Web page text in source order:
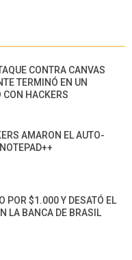
CONTRA CANVAS
TERMINÓ EN UN
CON HACKERS
AMARON EL AUTO-
POR $1.000 Y DESATÓ EL
LA BANCA DE BRASIL